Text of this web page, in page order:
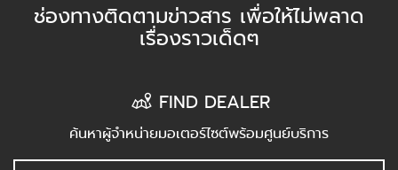
ช่องทางติดตามข่าวสาร เพื่อให้ไม่พลาด
เรื่องราวเด็ดๆ
FIND DEALER
ค้นหาผู้จำหน่ายมอเตอร์ไซต์พร้อมศูนย์บริการ